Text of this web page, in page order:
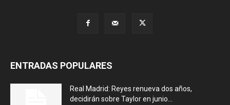
ENTRADAS POPULARES
Real Madrid: Reyes renueva dos años,
decidirán sobre Taylor en junio...